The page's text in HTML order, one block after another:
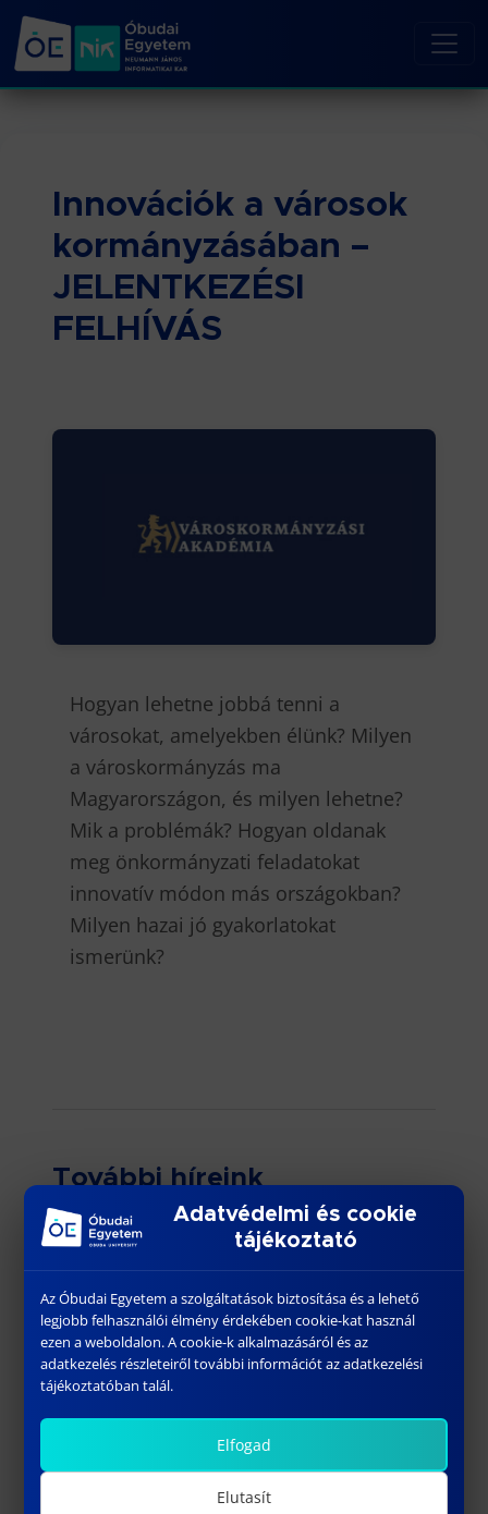
Innovációk a városok
kormányzásában –
JELENTKEZÉSI
FELHÍVÁS
Hogyan lehetne jobbá tenni a
városokat, amelyekben élünk? Milyen
a városkormányzás ma
Magyarországon, és milyen lehetne?
Mik a problémák? Hogyan oldanak
meg önkormányzati feladatokat
innovatív módon más országokban?
Milyen hazai jó gyakorlatokat
ismerünk?
További híreink
augusztus 14, 2024
Adatvédelmi és cookie
tájékoztató
Az Óbudai Egyetem a szolgáltatások biztosítása és a lehető
legjobb felhasználói élmény érdekében cookie-kat használ
ezen a weboldalon. A cookie-k alkalmazásáról és az
adatkezelés részleteiről további információt az adatkezelési
tájékoztatóban talál.
Elfogad
Elutasít